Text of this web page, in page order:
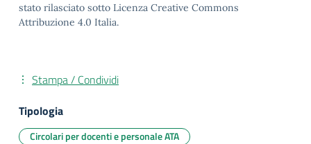
stato rilasciato sotto Licenza Creative Commons
Attribuzione 4.0 Italia.
Stampa / Condividi
Tipologia
Circolari per docenti e personale ATA